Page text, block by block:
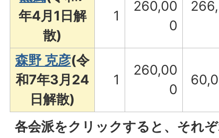
年4月1日解
散)
1
260,00
0
森野 克彦(令
和7年3月24
日解散)
1
260,00
0
各会派をクリックすると、それ